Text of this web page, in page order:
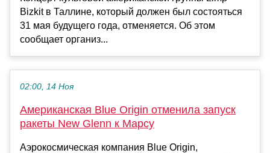
Bizkit в Таллине, который должен был состояться
31 мая будущего года, отменяется. Об этом
сообщает организ...
02:00, 14 Ноя
Американская Blue Origin отменила запуск
ракеты New Glenn к Марсу
Аэрокосмическая компания Blue Origin,